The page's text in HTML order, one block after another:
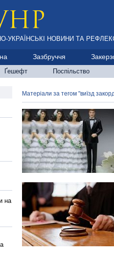
УКРАЇНСЬКІ НОВИНИ ТА
Зазбруччя
Ґешефт Поспільство
на
Матеріали за тегом "виїзд